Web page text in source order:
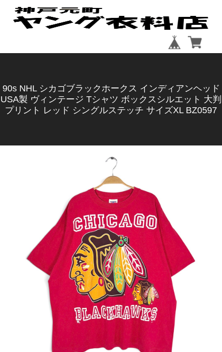
90s NHL シカゴブラックホークス インディアンヘッド
USA製 ヴィンテージ Tシャツ ボックスシルエット 大判
プリント レッド シングルステッチ サイズXL BZ0597